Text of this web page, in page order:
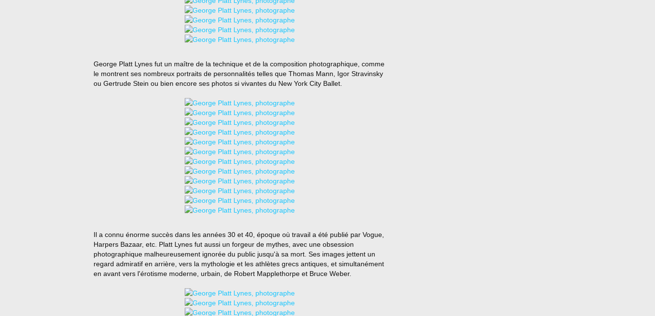
George Platt Lynes fut un maître de la technique et de la composition photographique, comme
le montrent ses nombreux portraits de personnalités telles que Thomas Mann, Igor Stravinsky
ou Gertrude Stein ou bien encore ses photos si vivantes du New York City Ballet.
Il a connu énorme succès dans les années 30 et 40, époque où travail a été publié par Vogue,
Harpers Bazaar, etc. Platt Lynes fut aussi un forgeur de mythes, avec une obsession
photographique malheureusement ignorée du public jusqu'à sa mort. Ses images jettent un
regard admiratif en arrière, vers la mythologie et les athlètes grecs antiques, et simultanément
en avant vers l'érotisme moderne, urbain, de Robert Mapplethorpe et Bruce Weber.